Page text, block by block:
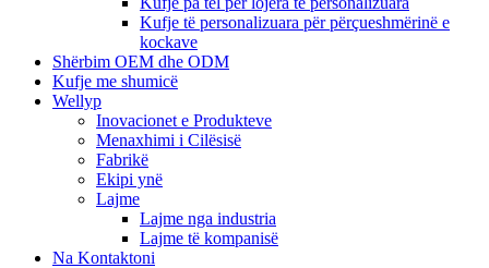
Kufje të personalizuara për përçueshmërinë e
kockave
Shërbim OEM dhe ODM
Kufje me shumicë
Wellyp
Inovacionet e Produkteve
Menaxhimi i Cilësisë
Fabrikë
Ekipi ynë
Lajme
Lajme nga industria
Lajme të kompanisë
Na Kontaktoni